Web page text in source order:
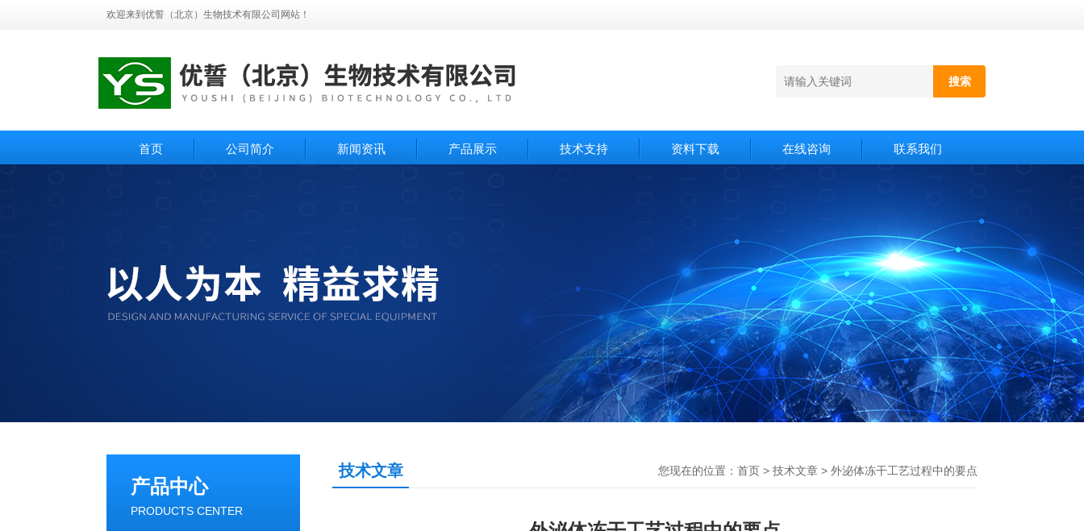
欢迎来到优誓（北京）生物技术有限公司网站！
首页 公司简介 新闻资讯 产品展示 技术支持 资料下载 在线咨询 联系我们
产品中心
PRODUCTS CENTER
技术文章 您现在的位置： 首页 > 技术文章 > 外泌体冻干工艺过程中的要点